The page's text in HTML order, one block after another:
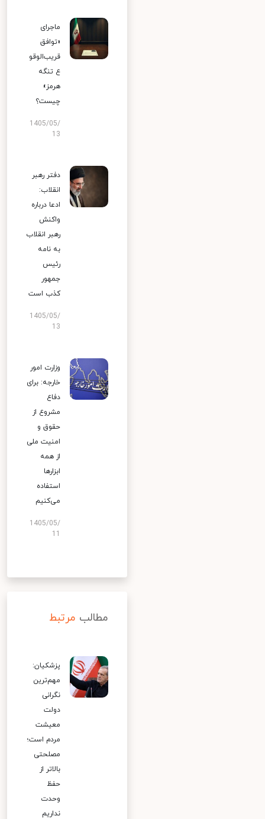
ماجرای
«توافق
قریب‌الوقو
ع تنگه
هرمز»
چیست؟
1405/05/
13
دفتر رهبر
انقلاب:
ادعا درباره
واکنش
رهبر انقلاب
به نامه
رئیس
جمهور
کذب است
1405/05/
13
وزارت امور
خارجه: برای
دفاع
مشروع از
حقوق و
امنیت ملی
از همه
ابزارها
استفاده
می‌کنیم
1405/05/
مطالب مرتبط
پزشکیان:
مهم‌ترین
نگرانی
دولت
معیشت
مردم است؛
مصلحتی
بالاتر از
حفظ
وحدت
نداریم